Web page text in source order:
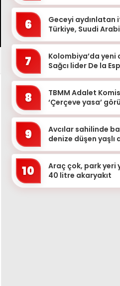
6
Geceyi aydınlatan
Türkiye, Suudi
7
Kolombiya’da yeni
Sağcı lider De la
8
TBMM Adalet
‘Çerçeve yasa’
9
Avcılar sahilinde
denize düşen yaşlı
10
Araç çok, park yeri
40 litre akaryakıt